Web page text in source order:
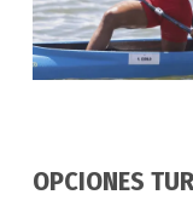
OPCIONES